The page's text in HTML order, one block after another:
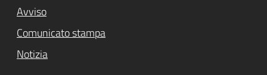
Avviso
Comunicato stampa
Notizia